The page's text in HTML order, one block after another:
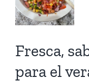
Fresca,
para el